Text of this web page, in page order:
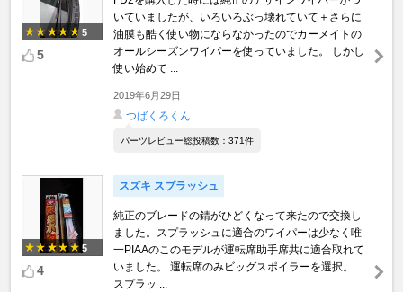
5
5
いていましたが、いろいろぶっ壊れていて＋さらに
油膜も酷く使い物にならなかったのでカーメイトの
オールシーズンワイパーを使っていました。 しかし
使い始めて ...
2019年6月29日
つばくろくん
パーツレビュー総投稿数：371件
5
4
スズキ スプラッシュ
純正のブレードの錆がひどくなって来たので交換し
ました。スプラッシュに適合のワイパーは少なく唯
一PIAAのこのモデルが運転席助手席共に適合取れて
いました。 運転席のみビッグスポイラーを選択。
スプラッ ...